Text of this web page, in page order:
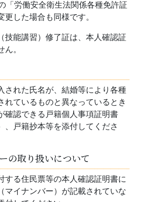
「労働安全衛生法関係各種免許証
更した場合も同様です。
技能講習）修了証は、本人確認証
ん。
された氏名が、結婚等により各種
れているものと異なっているとき
確認できる戸籍個人事項証明書
、戸籍抄本等を添付してくださ
の取り扱いについて
する住民票等の本人確認証明書に
マイナンバー）が記載されていな